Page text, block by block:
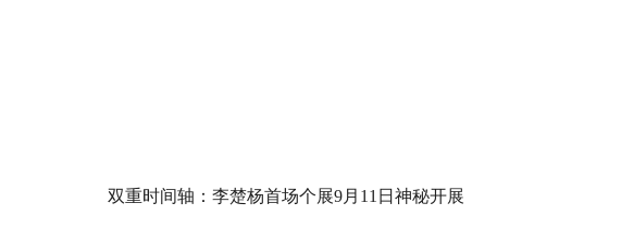
双重时间轴：李楚杨首场个展9月11日神秘开展